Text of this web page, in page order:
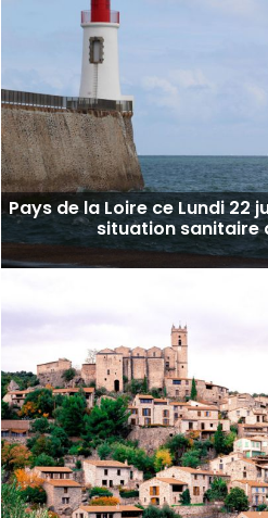
Pays de la Loire ce Lundi 22
situation sanitaire